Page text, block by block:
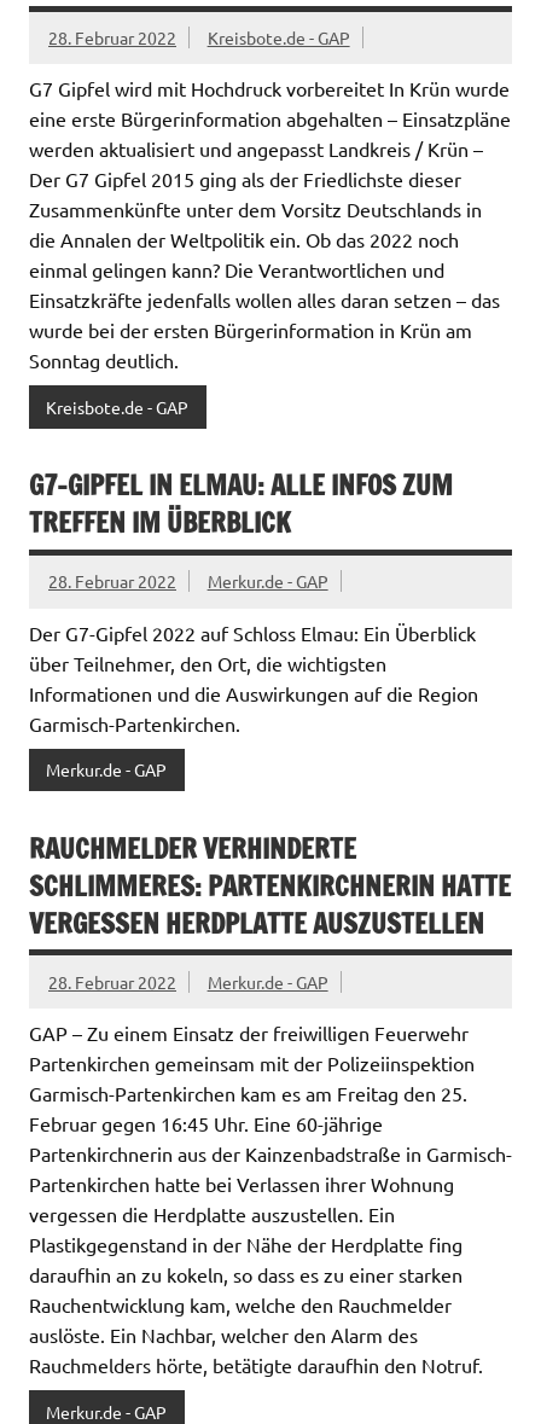
28. Februar 2022 Kreisbote.de - GAP
G7 Gipfel wird mit Hochdruck vorbereitet In Krün wurde
eine erste Bürgerinformation abgehalten – Einsatzpläne
werden aktualisiert und angepasst Landkreis / Krün –
Der G7 Gipfel 2015 ging als der Friedlichste dieser
Zusammenkünfte unter dem Vorsitz Deutschlands in
die Annalen der Weltpolitik ein. Ob das 2022 noch
einmal gelingen kann? Die Verantwortlichen und
Einsatzkräfte jedenfalls wollen alles daran setzen – das
wurde bei der ersten Bürgerinformation in Krün am
Sonntag deutlich.
Kreisbote.de - GAP
G7-GIPFEL IN ELMAU: ALLE INFOS ZUM
TREFFEN IM ÜBERBLICK
28. Februar 2022 Merkur.de - GAP
Der G7-Gipfel 2022 auf Schloss Elmau: Ein Überblick
über Teilnehmer, den Ort, die wichtigsten
Informationen und die Auswirkungen auf die Region
Garmisch-Partenkirchen.
Merkur.de - GAP
RAUCHMELDER VERHINDERTE
SCHLIMMERES: PARTENKIRCHNERIN HATTE
VERGESSEN HERDPLATTE AUSZUSTELLEN
28. Februar 2022 Merkur.de - GAP
GAP – Zu einem Einsatz der freiwilligen Feuerwehr
Partenkirchen gemeinsam mit der Polizeiinspektion
Garmisch-Partenkirchen kam es am Freitag den 25.
Februar gegen 16:45 Uhr. Eine 60-jährige
Partenkirchnerin aus der Kainzenbadstraße in Garmisch-
Partenkirchen hatte bei Verlassen ihrer Wohnung
vergessen die Herdplatte auszustellen. Ein
Plastikgegenstand in der Nähe der Herdplatte fing
daraufhin an zu kokeln, so dass es zu einer starken
Rauchentwicklung kam, welche den Rauchmelder
auslöste. Ein Nachbar, welcher den Alarm des
Rauchmelders hörte, betätigte daraufhin den Notruf.
Merkur.de - GAP